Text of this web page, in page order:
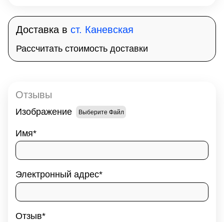
Доставка в ст. Каневская
Рассчитать стоимость доставки
Отзывы
Изображение Выберите Файл
Имя
Электронный адрес
Отзыв